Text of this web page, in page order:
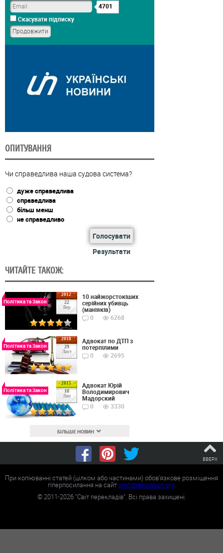
4701
Скасувати підписку
ОПИТУВАННЯ
Чи справедлива наша судова система?
дуже справедлива
справедлива
більш менш
не справедливо
Голосувати
Результати
ЧИТАЙТЕ ТАКОЖ:
2012
22
Вер
Політика та Закон
10 найжорстокіших
серійних убивць
(маніяків)
0
6268
2018
29
Лист
Політика та Закон
Адвокат по ДТП з
потерпілими
0
2695
2015
18
Лип
Політика та Закон
Адвокат Юрій
Володимирович
Мадорский
0
3330
БІЛЬШЕ НОВИН
ВВЕРХ
При копіюванні статей (цілком або частинами) обов'язкове розміщення
гіперпосилання на сайтworldtranslation.org.
©2011-2026"Світ перекладів". Всі права захищені.